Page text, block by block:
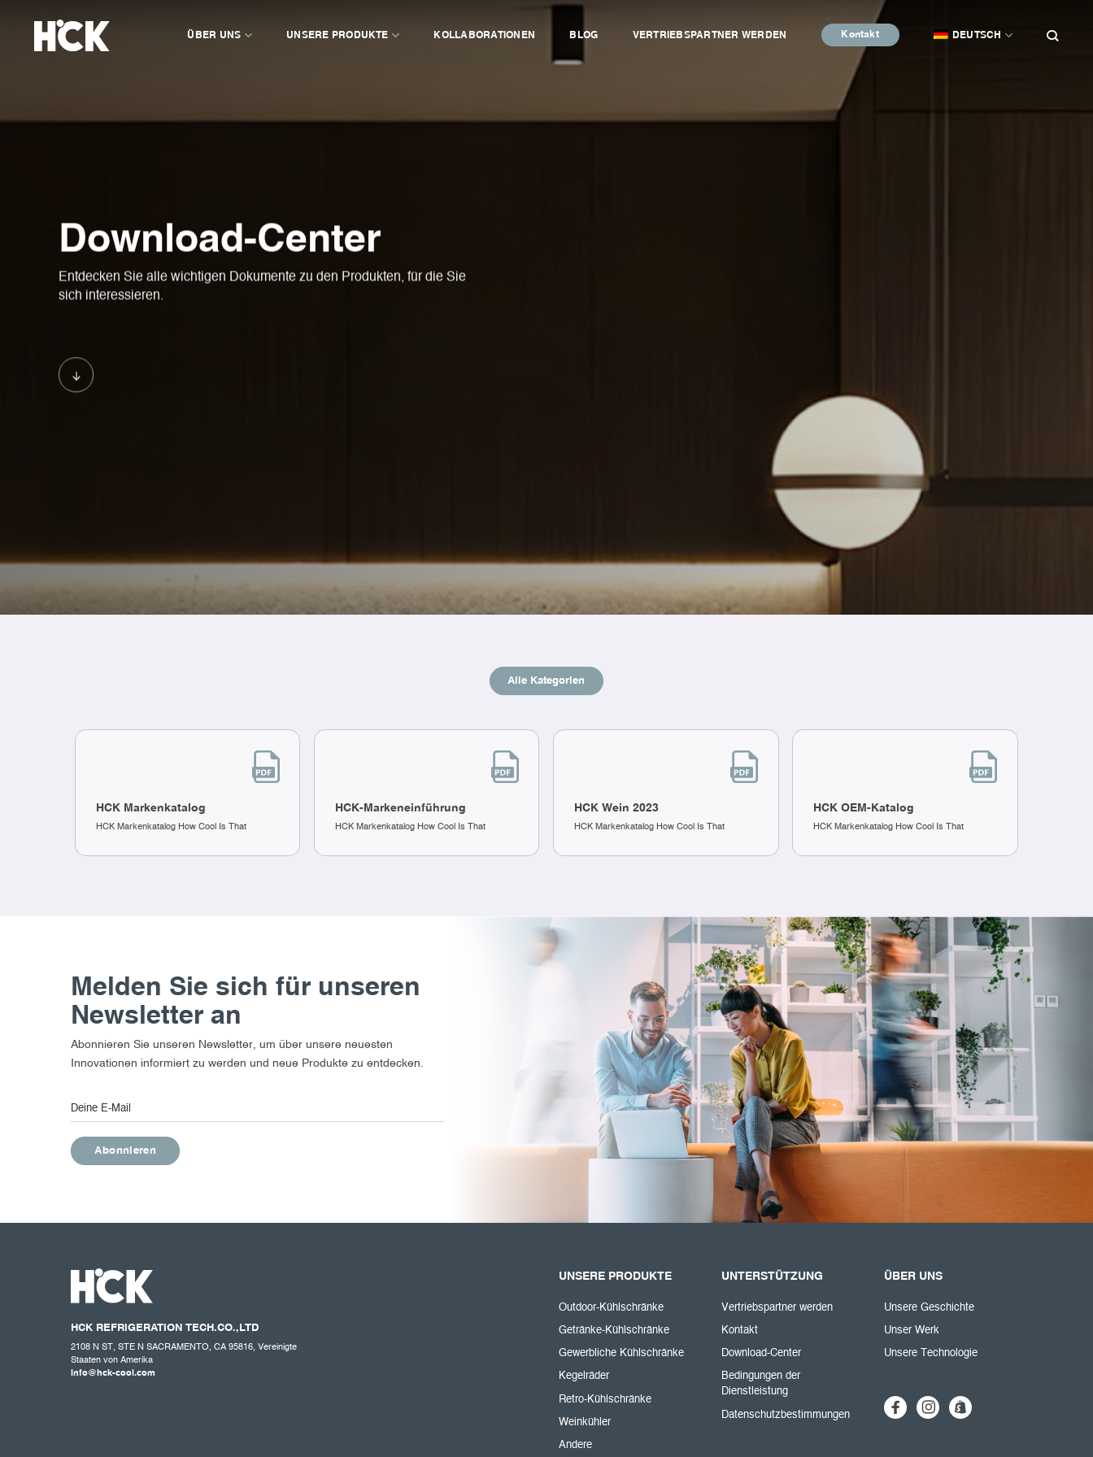
ÜBER UNS UNSERE PRODUKTE KOLLABORATIONEN BLOG VERTRIEBSPARTNER WERDEN Kontakt DEUTSCH
Download-Center
Entdecken Sie alle wichtigen Dokumente zu den Produkten, für die Sie
sich interessieren.
Alle Kategorien
HCK Markenkatalog
HCK Markenkatalog How Cool Is That
HCK-Markeneinführung
HCK Markenkatalog How Cool Is That
HCK Wein 2023
HCK Markenkatalog How Cool Is That
HCK OEM-Katalog
HCK Markenkatalog How Cool Is That
Melden Sie sich für unseren
Newsletter an
Abonnieren Sie unseren Newsletter, um über unsere neuesten
Innovationen informiert zu werden und neue Produkte zu entdecken.
HCK REFRIGERATIONTECH.CO.,LTD
2108 N ST, STE N SACRAMENTO, CA 95816, Vereinigte
Staaten von Amerika
info@hck-cool.com
UNSERE PRODUKTE
Outdoor-Kühlschränke
Getränke-Kühlschränke
Gewerbliche Kühlschränke
Kegelräder
Retro-Kühlschränke
Weinkühler
Andere
UNTERSTÜTZUNG
Vertriebspartner werden
Kontakt
Download-Center
Bedingungen der
Dienstleistung
Datenschutzbestimmungen
ÜBER UNS
Unsere Geschichte
Unser Werk
Unsere Technologie